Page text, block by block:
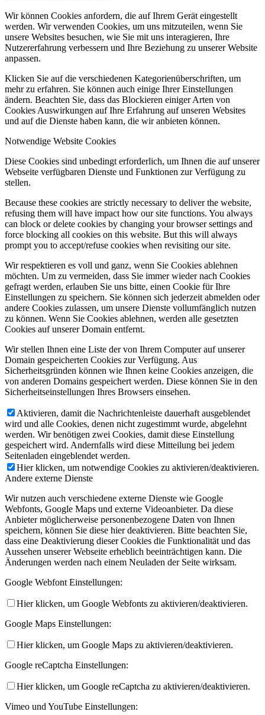
Wir können Cookies anfordern, die auf Ihrem Gerät eingestellt
werden. Wir verwenden Cookies, um uns mitzuteilen, wenn Sie
unsere Websites besuchen, wie Sie mit uns interagieren, Ihre
Nutzererfahrung verbessern und Ihre Beziehung zu unserer Website
anpassen.
Klicken Sie auf die verschiedenen Kategorienüberschriften, um
mehr zu erfahren. Sie können auch einige Ihrer Einstellungen
ändern. Beachten Sie, dass das Blockieren einiger Arten von
Cookies Auswirkungen auf Ihre Erfahrung auf unseren Websites
und auf die Dienste haben kann, die wir anbieten können.
Notwendige Website Cookies
Diese Cookies sind unbedingt erforderlich, um Ihnen die auf unserer
Webseite verfügbaren Dienste und Funktionen zur Verfügung zu
stellen.
Because these cookies are strictly necessary to deliver the website,
refusing them will have impact how our site functions. You always
can block or delete cookies by changing your browser settings and
force blocking all cookies on this website. But this will always
prompt you to accept/refuse cookies when revisiting our site.
Wir respektieren es voll und ganz, wenn Sie Cookies ablehnen
möchten. Um zu vermeiden, dass Sie immer wieder nach Cookies
gefragt werden, erlauben Sie uns bitte, einen Cookie für Ihre
Einstellungen zu speichern. Sie können sich jederzeit abmelden oder
andere Cookies zulassen, um unsere Dienste vollumfänglich nutzen
zu können. Wenn Sie Cookies ablehnen, werden alle gesetzten
Cookies auf unserer Domain entfernt.
Wir stellen Ihnen eine Liste der von Ihrem Computer auf unserer
Domain gespeicherten Cookies zur Verfügung. Aus
Sicherheitsgründen können wie Ihnen keine Cookies anzeigen, die
von anderen Domains gespeichert werden. Diese können Sie in den
Sicherheitseinstellungen Ihres Browsers einsehen.
Aktivieren, damit die Nachrichtenleiste dauerhaft ausgeblendet
wird und alle Cookies, denen nicht zugestimmt wurde, abgelehnt
werden. Wir benötigen zwei Cookies, damit diese Einstellung
gespeichert wird. Andernfalls wird diese Mitteilung bei jedem
Seitenladen eingeblendet werden.
Hier klicken, um notwendige Cookies zu aktivieren/deaktivieren.
Andere externe Dienste
Wir nutzen auch verschiedene externe Dienste wie Google
Webfonts, Google Maps und externe Videoanbieter. Da diese
Anbieter möglicherweise personenbezogene Daten von Ihnen
speichern, können Sie diese hier deaktivieren. Bitte beachten Sie,
dass eine Deaktivierung dieser Cookies die Funktionalität und das
Aussehen unserer Webseite erheblich beeinträchtigen kann. Die
Änderungen werden nach einem Neuladen der Seite wirksam.
Google Webfont Einstellungen:
Hier klicken, um Google Webfonts zu aktivieren/deaktivieren.
Google Maps Einstellungen:
Hier klicken, um Google Maps zu aktivieren/deaktivieren.
Google reCaptcha Einstellungen:
Hier klicken, um Google reCaptcha zu aktivieren/deaktivieren.
Vimeo und YouTube Einstellungen: